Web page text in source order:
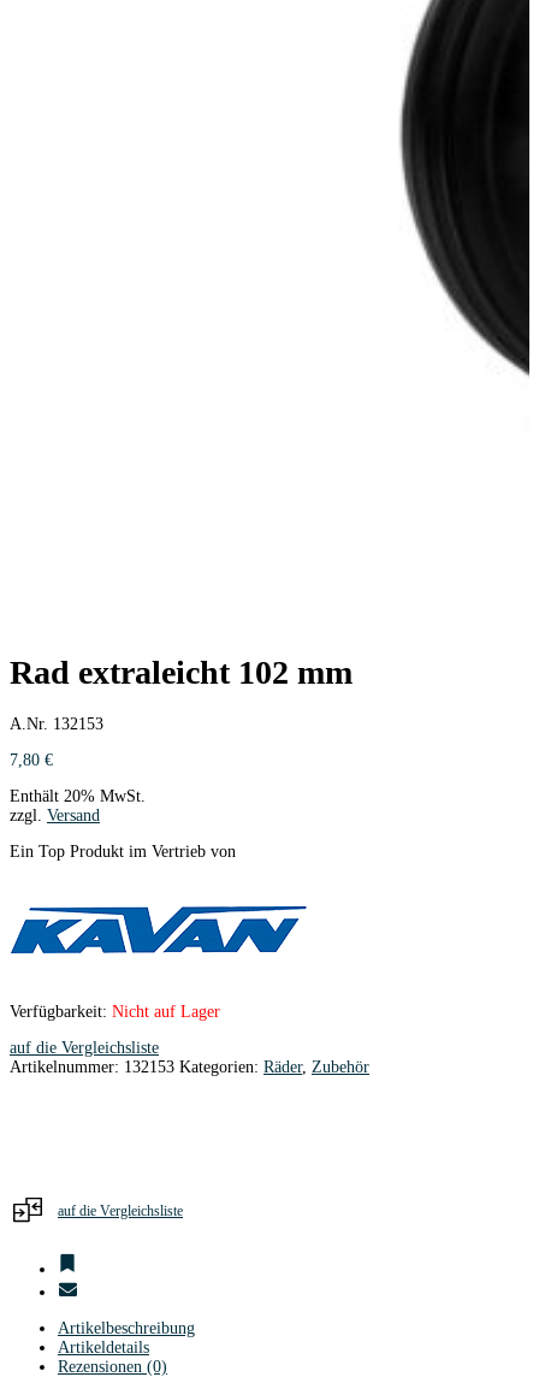
Rad extraleicht 102 mm
A.Nr. 132153
7,80 €
Enthält 20% MwSt.
zzgl. Versand
Ein Top Produkt im Vertrieb von
Verfügbarkeit: Nicht auf Lager
auf die Vergleichsliste
Artikelnummer: 132153 Kategorien: Räder, Zubehör
auf die Vergleichsliste
Artikelbeschreibung
Artikeldetails
Rezensionen (0)